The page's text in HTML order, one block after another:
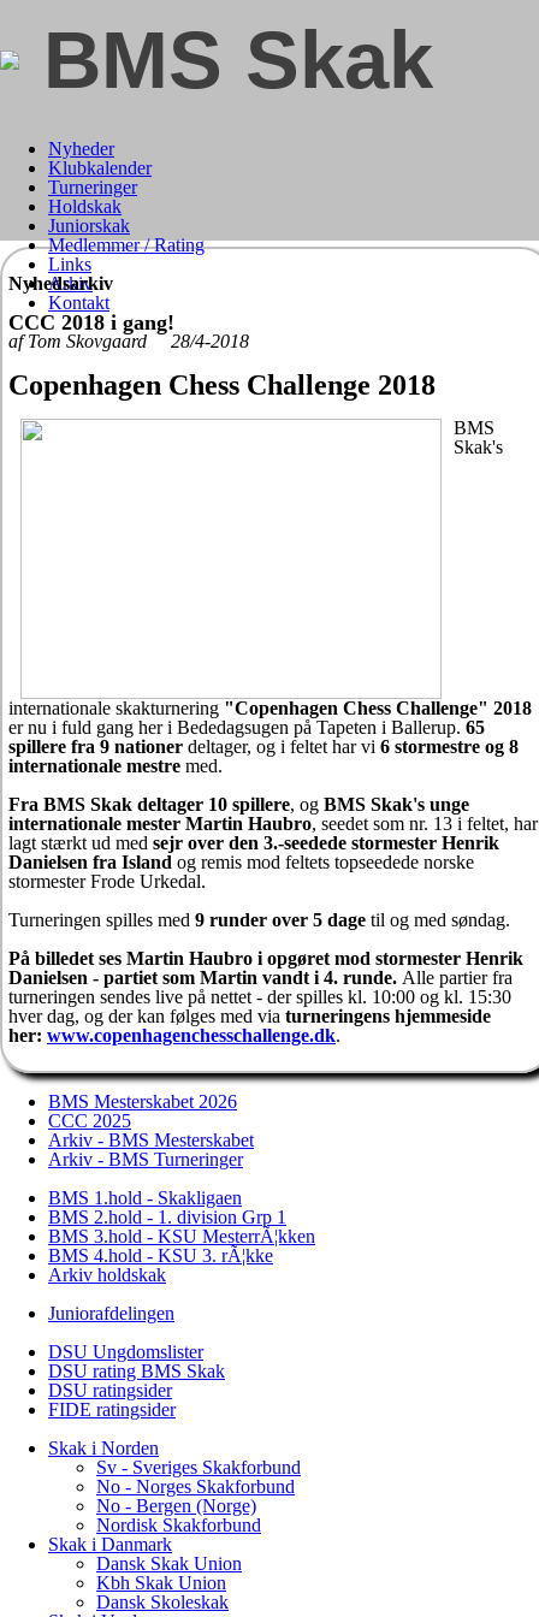
BMS Skak
Nyheder
Klubkalender
Turneringer
Holdskak
Juniorskak
Medlemmer / Rating
Links
Arkiv
Kontakt
Nyhedsarkiv
CCC 2018 i gang!
af Tom Skovgaard 28/4-2018
Copenhagen Chess Challenge 2018
BMS
Skak's
internationale skakturnering "Copenhagen Chess Challenge" 2018
er nu i fuld gang her i Bededagsugen på Tapeten i Ballerup. 65
spillere fra 9 nationer deltager, og i feltet har vi 6 stormestre og 8
internationale mestre med.
Fra BMS Skak deltager 10 spillere, og BMS Skak's unge
internationale mester Martin Haubro, seedet som nr. 13 i feltet, har
lagt stærkt ud med sejr over den 3.-seedede stormester Henrik
Danielsen fra Island og remis mod feltets topseedede norske
stormester Frode Urkedal.
Turneringen spilles med 9 runder over 5 dage til og med søndag.
På billedet ses Martin Haubro i opgøret mod stormester Henrik
Danielsen - partiet som Martin vandt i 4. runde. Alle partier fra
turneringen sendes live på nettet - der spilles kl. 10:00 og kl. 15:30
hver dag, og der kan følges med via turneringens hjemmeside
her: www.copenhagenchesschallenge.dk.
BMS Mesterskabet 2026
CCC 2025
Arkiv - BMS Mesterskabet
Arkiv - BMS Turneringer
BMS 1.hold - Skakligaen
BMS 2.hold - 1. division Grp 1
BMS 3.hold - KSU MesterrÃ¦kken
BMS 4.hold - KSU 3. rÃ¦kke
Arkiv holdskak
Juniorafdelingen
DSU Ungdomslister
DSU rating BMS Skak
DSU ratingsider
FIDE ratingsider
Skak i Norden
Sv - Sveriges Skakforbund
No - Norges Skakforbund
No - Bergen (Norge)
Nordisk Skakforbund
Skak i Danmark
Dansk Skak Union
Kbh Skak Union
Dansk Skoleskak